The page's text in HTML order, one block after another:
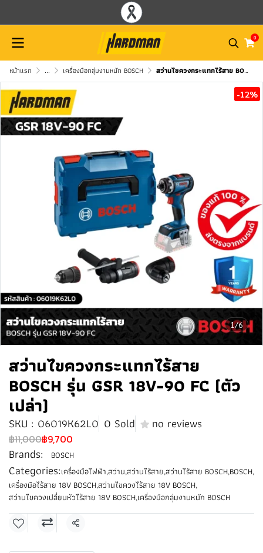
0
หน้าแรก ... เครื่องมือกลุ่มงานหนัก BOSCH สว่านไขควงกระแทกไร้สาย BOSCH รุ่น GSR 18V-90 FC (ตัวเปล่า)
1/6
-12%
สว่านไขควงกระแทกไร้สาย
BOSCH รุ่น GSR 18V-90 FC (ตัว
เปล่า)
SKU : 06019K62L0 0 Sold no reviews
฿11,000฿9,700
Brands: BOSCH
Categories:เครื่องมือไฟฟ้า,สว่าน,สว่านไร้สาย,สว่านไร้สาย BOSCH,BOSCH,
เครื่องมือไร้สาย 18V BOSCH,สว่านไขควงไร้สาย 18V BOSCH,
สว่านไขควงเปลี่ยนหัวไร้สาย 18V BOSCH,เครื่องมือกลุ่มงานหนัก BOSCH
Share